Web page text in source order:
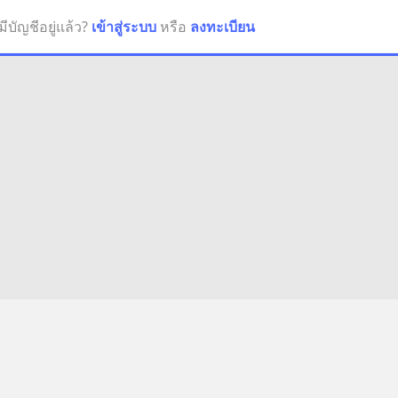
มีบัญชีอยู่แล้ว? เข้าสู่ระบบ หรือ ลงทะเบียน